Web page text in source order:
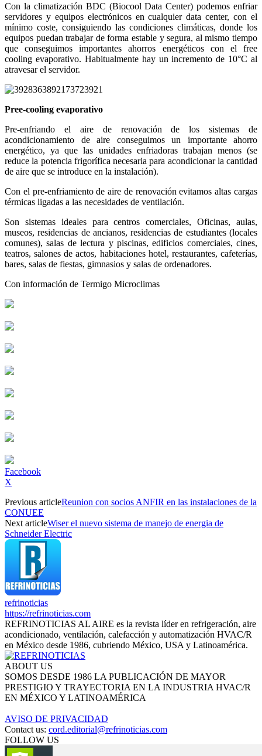
Con la climatización BDC (Biocool Data Center) podemos enfriar
servidores y equipos electrónicos en cualquier data center, con el
mínimo coste, consiguiendo las condiciones climáticas, donde los
equipos puedan trabajar de forma estable y segura, al mismo tiempo
que conseguimos importantes ahorros energéticos con el free
cooling evaporativo. Habitualmente hay un incremento de 10°C al
atravesar el servidor.
Pree-cooling evaporativo
Pre-enfriando el aire de renovación de los sistemas de
acondicionamiento de aire conseguimos un importante ahorro
energético, ya que las unidades enfriadoras trabajan menos (se
reduce la potencia frigorífica necesaria para acondicionar la cantidad
de aire que se introduce en la instalación).
Con el pre-enfriamiento de aire de renovación evitamos altas cargas
térmicas ligadas a las necesidades de ventilación.
Son sistemas ideales para centros comerciales, Oficinas, aulas,
museos, residencias de ancianos, residencias de estudiantes (locales
comunes), salas de lectura y piscinas, edificios comerciales, cines,
teatros, salones de actos, habitaciones hotel, restaurantes, cafeterías,
bares, salas de fiestas, gimnasios y salas de ordenadores.
Con información de Termigo Microclimas
Facebook
X
Previous articleReunion con socios ANFIR en las instalaciones de la
CONUEE
Next articleWiser el nuevo sistema de manejo de energia de
Schneider Electric
refrinoticias
https://refrinoticias.com
REFRINOTICIAS AL AIRE es la revista líder en refrigeración, aire
acondicionado, ventilación, calefacción y automatización HVAC/R
en México desde 1986, cubriendo México, USA y Latinoamérica.
ABOUT US
SOMOS DESDE 1986 LA PUBLICACIÓN DE MAYOR
PRESTIGIO Y TRAYECTORIA EN LA INDUSTRIA HVAC/R
EN MÉXICO Y LATINOAMÉRICA
AVISO DE PRIVACIDAD
Contact us: cord.editorial@refrinoticias.com
FOLLOW US